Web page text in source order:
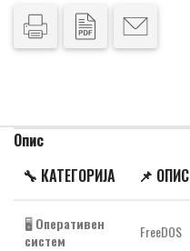
Опис
🔧 КАТЕГОРИЈА 📌 ОПИС
🖥️Оперативен
систем
FreeDOS